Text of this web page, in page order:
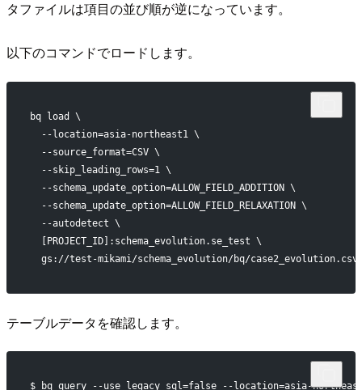
タファイルは項目の並び順が逆になっています。
以下のコマンドでロードします。
bq load \
  --location=asia-northeast1 \
  --source_format=CSV \
  --skip_leading_rows=1 \
  --schema_update_option=ALLOW_FIELD_ADDITION \
  --schema_update_option=ALLOW_FIELD_RELAXATION \
  --autodetect \
  [PROJECT_ID]:schema_evolution.se_test \
  gs://test-mikami/schema_evolution/bq/case2_evolution.csv
テーブルデータを確認します。
$ bq query --use_legacy_sql=false --location=asia-